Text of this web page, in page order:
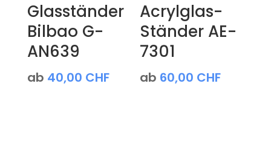
Glasständer
Bilbao G-
AN639
ab 40,00 CHF
Acrylglas-
Ständer AE-
7301
ab 60,00 CHF